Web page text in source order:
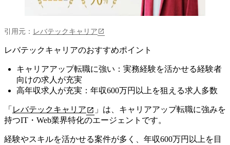
引用元： レバテックキャリア
レバテックキャリアのおすすめポイント
キャリアアップ転職に強い：実務経験を活かせる経験者
向けの求人が充実
高年収求人が充実：年収600万円以上を狙える求人多数
「 レバテックキャリア
」は、キャリアアップ転職に強みを
持つIT・Web業界特化のエージェントです。
経験やスキルを活かせる案件が多く、年収600万円以上を目